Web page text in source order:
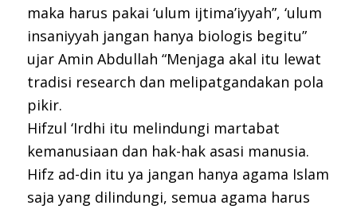
maka harus pakai ‘ulum ijtima’iyyah”, ‘ulum
insaniyyah jangan hanya biologis begitu”
ujar Amin Abdullah “Menjaga akal itu lewat
tradisi research dan melipatgandakan pola
pikir.
Hifzul ‘Irdhi itu melindungi martabat
kemanusiaan dan hak-hak asasi manusia.
Hifz ad-din itu ya jangan hanya agama Islam
saja yang dilindungi, semua agama harus